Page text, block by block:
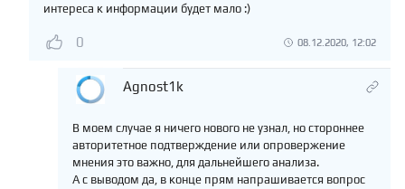
интереса к информации будет мало :)
0 08.12.2020, 12:02
Agnost1k
В моем случае я ничего нового не узнал, но стороннее
авторитетное подтверждение или опровержение
мнения это важно, для дальнейшего анализа.
А с выводом да, в конце прям напрашивается вопрос